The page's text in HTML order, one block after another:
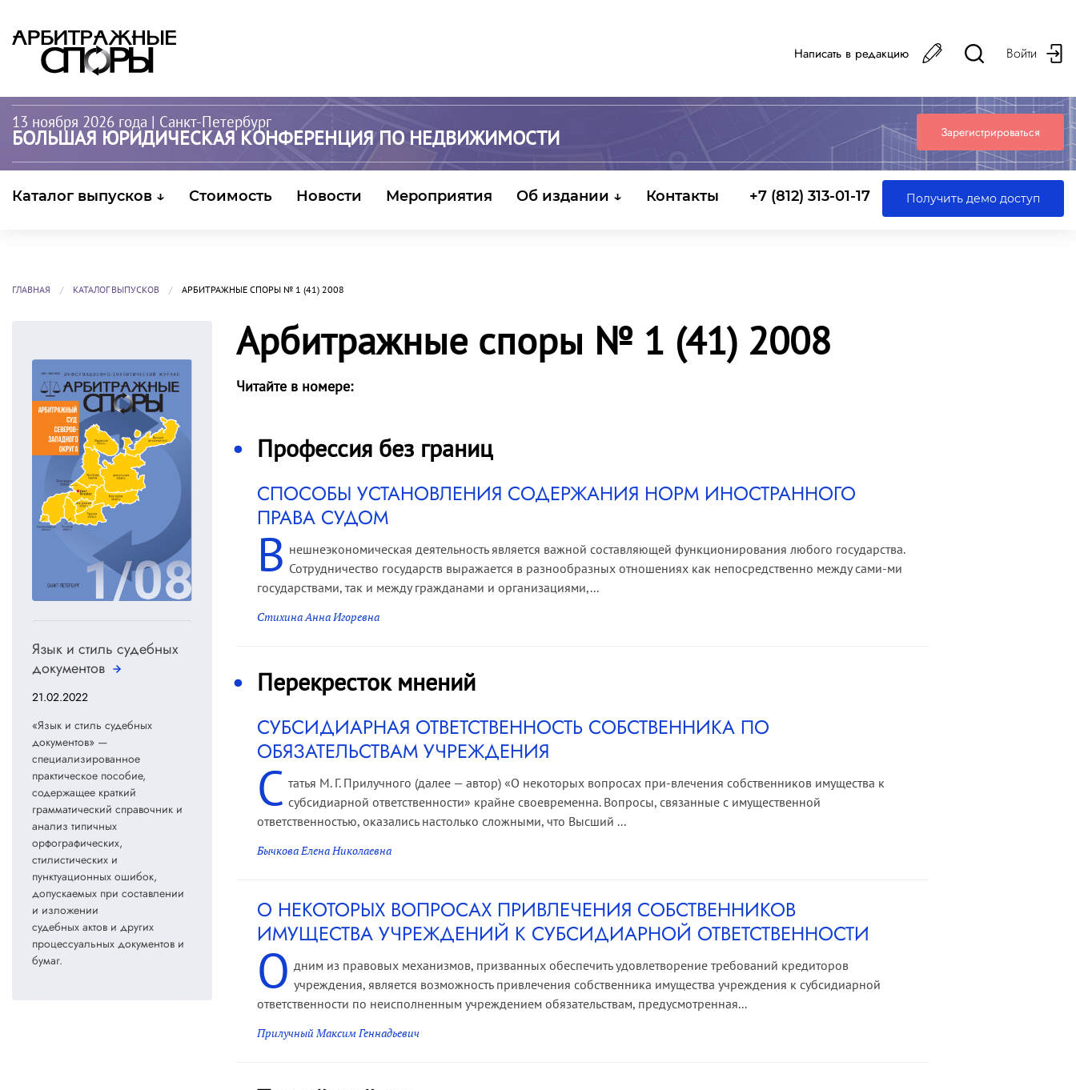
Написать в редакцию Войти
13 ноября 2026 года | Санкт-Петербург
БОЛЬШАЯ ЮРИДИЧЕСКАЯ КОНФЕРЕНЦИЯ ПО НЕДВИЖИМОСТИ Зарегистрироваться
Каталог выпусков ↓ Стоимость Новости Мероприятия Об издании ↓ Контакты +7 (812) 313-01-17 Получить демо доступ
ГЛАВНАЯ КАТАЛОГ ВЫПУСКОВ АРБИТРАЖНЫЕ СПОРЫ № 1 (41) 2008
Язык и стиль судебных
документов
21.02.2022
«Язык и стиль судебных
документов» —
специализированное
практическое пособие,
содержащее краткий
грамматический справочник и
анализ типичных
орфографических,
стилистических и
пунктуационных ошибок,
допускаемых при составлении
и изложении
судебных актов и других
процессуальных документов и
бумаг.
Арбитражные споры № 1 (41) 2008
Читайте в номере:
Профессия без границ
СПОСОБЫ УСТАНОВЛЕНИЯ СОДЕРЖАНИЯ НОРМ ИНОСТРАННОГО
ПРАВА СУДОМ
В нешнеэкономическая деятельность является важной составляющей функционирования любого государства.
Сотрудничество государств выражается в разнообразных отношениях как непосредственно между сами-ми
государствами, так и между гражданами и организациями,...
Стихина Анна Игоревна
Перекресток мнений
СУБСИДИАРНАЯ ОТВЕТСТВЕННОСТЬ СОБСТВЕННИКА ПО
ОБЯЗАТЕЛЬСТВАМ УЧРЕЖДЕНИЯ
С татья М. Г. Прилучного (далее — автор) «О некоторых вопросах при-влечения собственников имущества к
субсидиарной ответственности» крайне своевременна. Вопросы, связанные с имущественной
ответственностью, оказались настолько сложными, что Высший ...
Бычкова Елена Николаевна
О НЕКОТОРЫХ ВОПРОСАХ ПРИВЛЕЧЕНИЯ СОБСТВЕННИКОВ
ИМУЩЕСТВА УЧРЕЖДЕНИЙ К СУБСИДИАРНОЙ ОТВЕТСТВЕННОСТИ
О дним из правовых механизмов, призванных обеспечить удовлетворение требований кредиторов
учреждения, является возможность привлечения собственника имущества учреждения к субсидиарной
ответственности по неисполненным учреждением обязательствам, предусмотренная...
Прилучный Максим Геннадьевич